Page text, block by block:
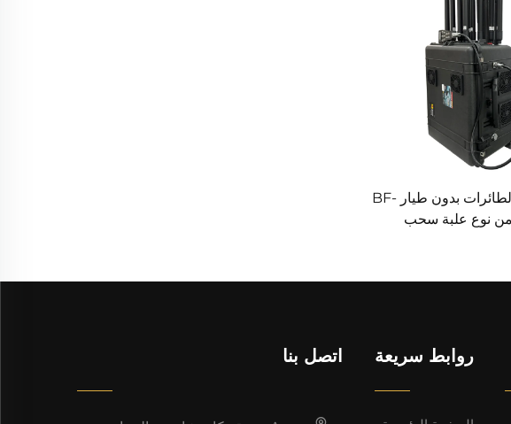
جهاز كشف الطائرات بدون طيار BF-
روابط سريعة اتصل بنا